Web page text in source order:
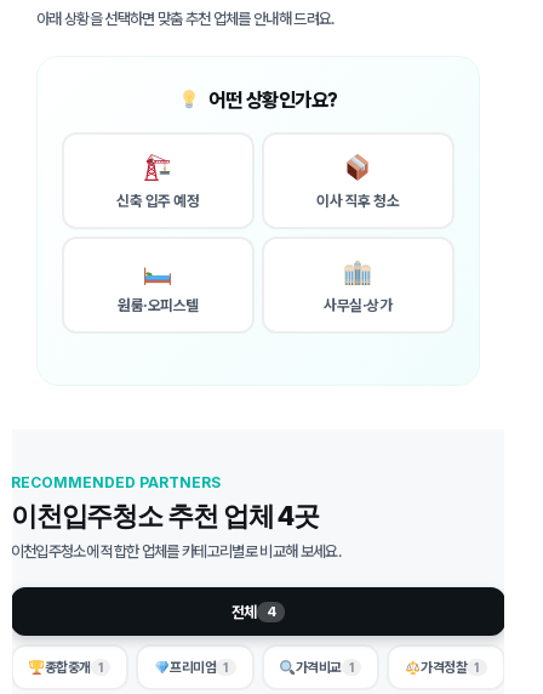
아래 상황을 선택하면 맞춤 추천 업체를 안내해 드려요.
어떤 상황인가요?
신축 입주 예정 이사 직후 청소
원룸·오피스텔 사무실·상가
RECOMMENDED PARTNERS
이천입주청소 추천 업체 4곳
이천입주청소에 적합한 업체를 카테고리별로 비교해 보세요.
전체 4
종합중개 1 프리미엄 1 가격비교 1 가격정찰 1